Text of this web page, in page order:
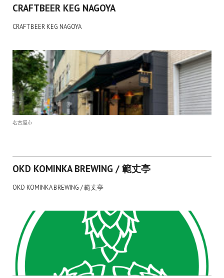
CRAFTBEER KEG NAGOYA
CRAFTBEER KEG NAGOYA
名古屋市
OKD KOMINKA BREWING / 範丈亭
OKD KOMINKA BREWING / 範丈亭